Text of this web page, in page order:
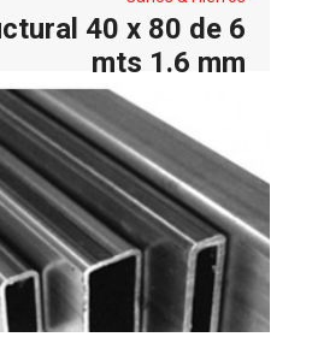
40 x 80 de 6
mts 1.6 mm